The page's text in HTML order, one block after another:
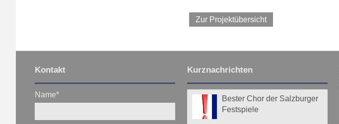
Zur Projektübersicht
Kontakt
Name*
Kurznachrichten
Bester Chor der Salzburger
Festspiele